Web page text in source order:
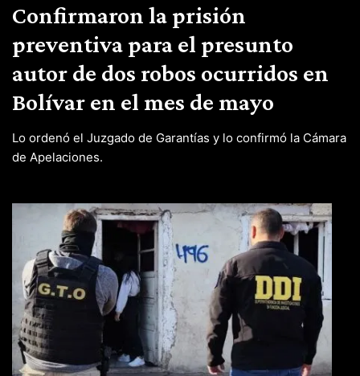
Confirmaron la prisión
preventiva para el presunto
autor de dos robos ocurridos en
Bolívar en el mes de mayo
Lo ordenó el Juzgado de Garantías y lo confirmó la Cámara
de Apelaciones.